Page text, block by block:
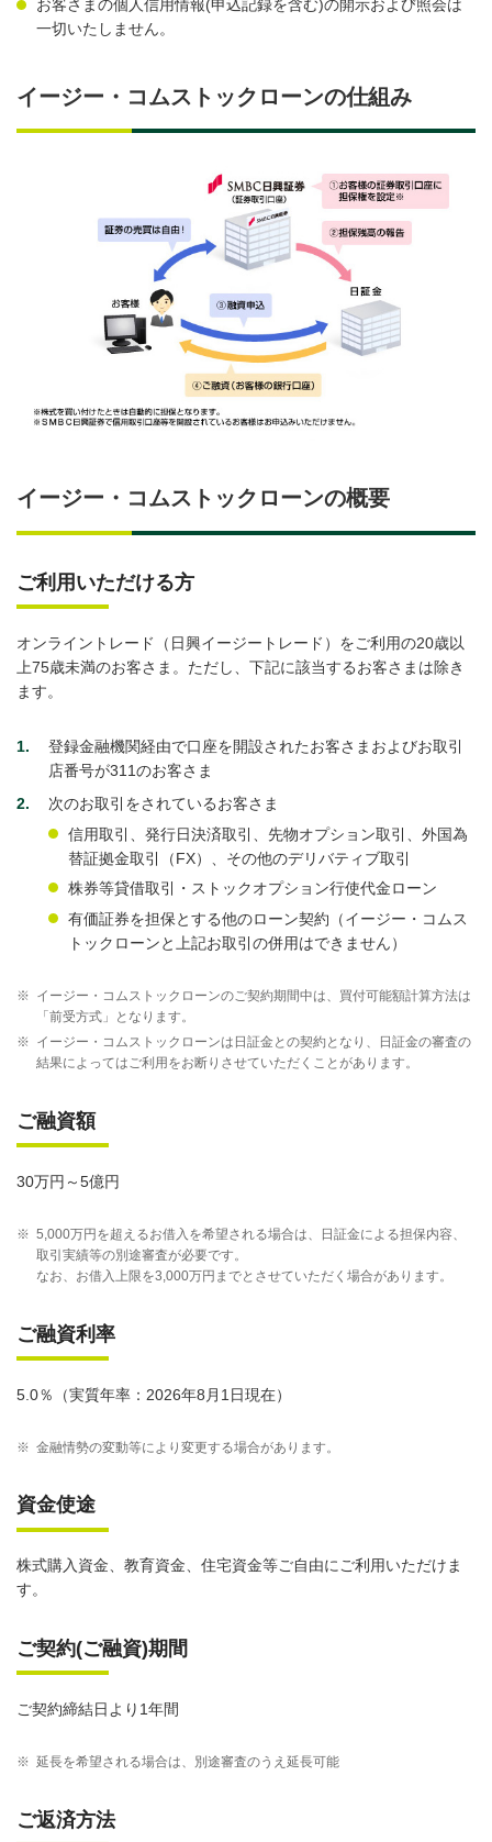
お客さまの個人信用情報(申込記録を含む)の開示および照会は
一切いたしません。
イージー・コムストックローンの仕組み
イージー・コムストックローンの概要
ご利用いただける方
オンライントレード（日興イージートレード）をご利用の20歳以
上75歳未満のお客さま。ただし、下記に該当するお客さまは除き
ます。
1
登録金融機関経由で口座を開設されたお客さまおよびお取引
店番号が311のお客さま
2
次のお取引をされているお客さま
信用取引、発行日決済取引、先物オプション取引、外国為
替証拠金取引（FX）、その他のデリバティブ取引
株券等貸借取引・ストックオプション行使代金ローン
有価証券を担保とする他のローン契約（イージー・コムス
トックローンと上記お取引の併用はできません）
※ イージー・コムストックローンのご契約期間中は、買付可能額計算方法は
「前受方式」となります。
※ イージー・コムストックローンは日証金との契約となり、日証金の審査の
結果によってはご利用をお断りさせていただくことがあります。
ご融資額
30万円～5億円
※ 5,000万円を超えるお借入を希望される場合は、日証金による担保内容、
取引実績等の別途審査が必要です。
なお、お借入上限を3,000万円までとさせていただく場合があります。
ご融資利率
5.0％（実質年率：2026年8月1日現在）
※ 金融情勢の変動等により変更する場合があります。
資金使途
株式購入資金、教育資金、住宅資金等ご自由にご利用いただけま
す。
ご契約(ご融資)期間
ご契約締結日より1年間
※ 延長を希望される場合は、別途審査のうえ延長可能
ご返済方法